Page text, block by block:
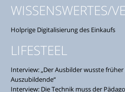
WISSENSWERTES/
Holprige Digitalisierung des Einkaufs
LIFESTEEL
Interview: „Der Ausbilder wusste
Auszubildende“
Interview: Die Technik muss der